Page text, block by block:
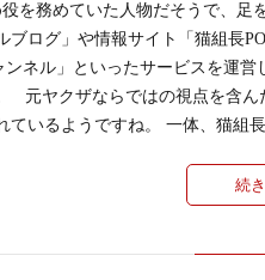
を務めていた人物だそうで、足
ブログ」や情報サイト「猫組長
ンネル」といったサービスを運営
元ヤクザならではの視点を含ん
ているようですね。 一体、猫組
続